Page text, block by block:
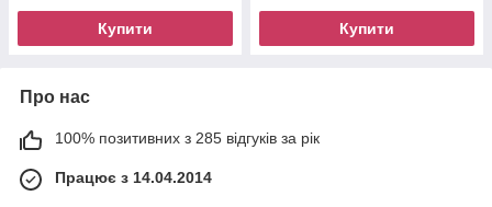
Купити Купити
Про нас
100% позитивних з 285 відгуків за рік
Працює з 14.04.2014